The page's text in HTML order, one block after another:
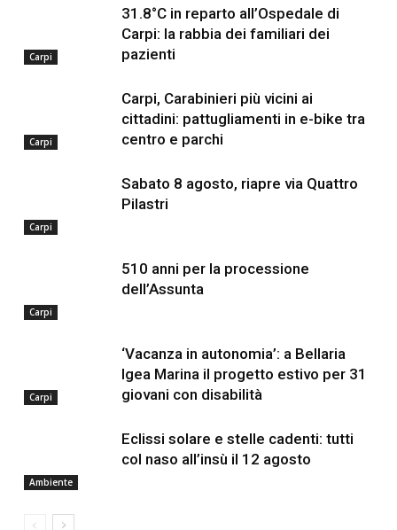
Carpi
31.8°C in reparto all’Ospedale di
Carpi: la rabbia dei familiari dei
pazienti
Carpi
Carpi, Carabinieri più vicini ai
cittadini: pattugliamenti in e-bike tra
centro e parchi
Carpi
Sabato 8 agosto, riapre via Quattro
Pilastri
Carpi
510 anni per la processione
dell’Assunta
Carpi
‘Vacanza in autonomia’: a Bellaria
Igea Marina il progetto estivo per 31
giovani con disabilità
Ambiente
Eclissi solare e stelle cadenti: tutti
col naso all’insù il 12 agosto